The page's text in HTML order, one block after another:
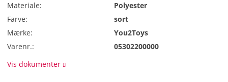
Materiale:
Polyester
Farve:
sort
Mærke:
You2Toys
Varenr.:
05302200000
Vis dokumenter